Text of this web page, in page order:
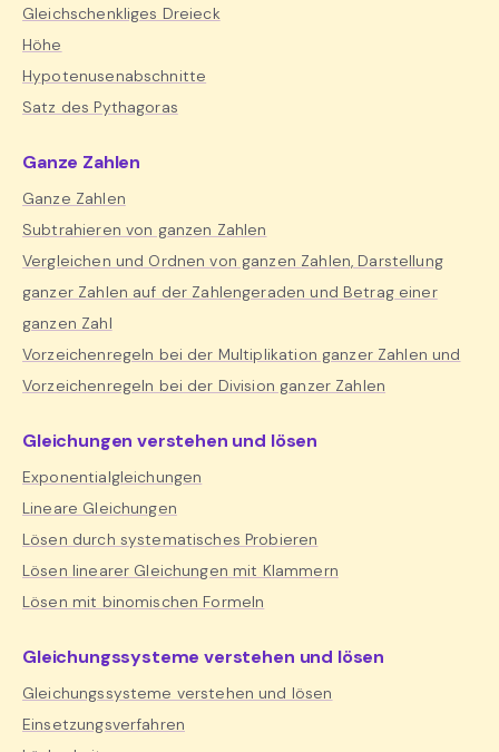
Gleichschenkliges Dreieck
Höhe
Hypotenusenabschnitte
Satz des Pythagoras
Ganze Zahlen
Ganze Zahlen
Subtrahieren von ganzen Zahlen
Vergleichen und Ordnen von ganzen Zahlen, Darstellung
ganzer Zahlen auf der Zahlengeraden und Betrag einer
ganzen Zahl
Vorzeichenregeln bei der Multiplikation ganzer Zahlen und
Vorzeichenregeln bei der Division ganzer Zahlen
Gleichungen verstehen und lösen
Exponentialgleichungen
Lineare Gleichungen
Lösen durch systematisches Probieren
Lösen linearer Gleichungen mit Klammern
Lösen mit binomischen Formeln
Gleichungssysteme verstehen und lösen
Gleichungssysteme verstehen und lösen
Einsetzungsverfahren